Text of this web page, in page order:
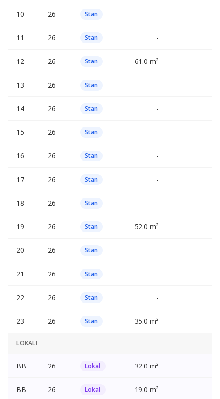
10 26 Stan -
11 26 Stan -
12 26 Stan 61.0 m²
13 26 Stan -
14 26 Stan -
15 26 Stan -
16 26 Stan -
17 26 Stan -
18 26 Stan -
19 26 Stan 52.0 m²
20 26 Stan -
21 26 Stan -
22 26 Stan -
23 26 Stan 35.0 m²
LOKALI
BB 26 Lokal 32.0 m²
BB 26 Lokal 19.0 m²